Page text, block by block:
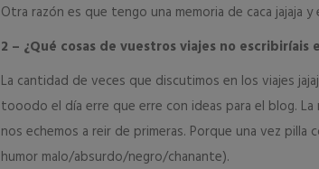
Otra razón es que tengo una memoria de caca jajaja
2 – ¿Qué cosas de vuestros viajes no escribiríais
La cantidad de veces que discutimos en los viajes
tooodo el día erre que erre con ideas para el blog.
nos echemos a reir de primeras. Porque una vez pilla
humor malo/absurdo/negro/chanante).